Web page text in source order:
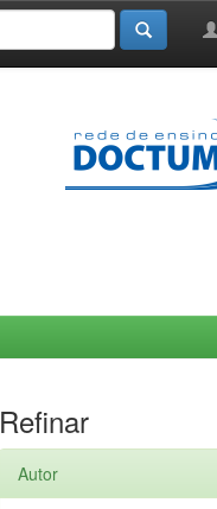
Refinar
Autor